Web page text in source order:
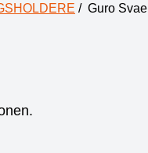
/ Guro Svae